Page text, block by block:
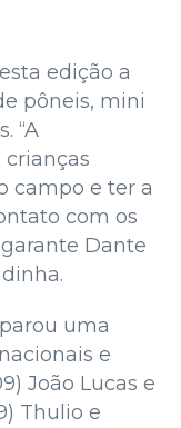
edição a
pôneis, mini
“A
campo e ter a
com os
Dante
uma
e
João Lucas e
Thulio e